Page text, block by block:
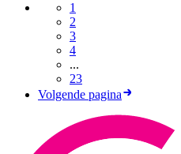
1
2
3
4
...
23
Volgende pagina